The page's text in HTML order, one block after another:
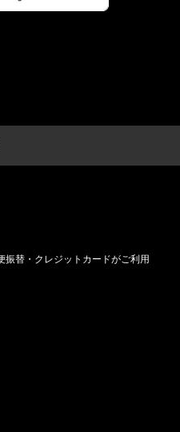
振替・クレジットカードがご利用